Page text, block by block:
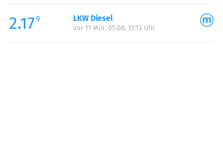
2.179 LKW Diesel
vor 11 Min. 05.08. 13:13 Uhr